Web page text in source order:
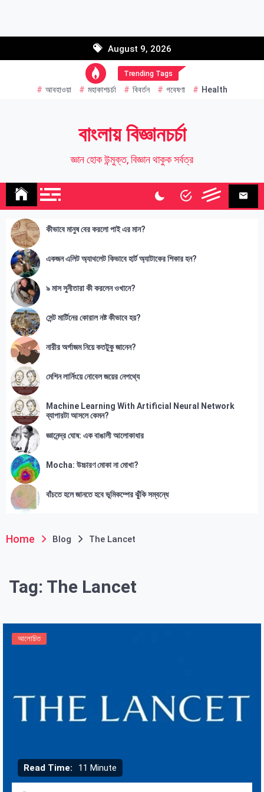
August 9, 2026
Trending Tags
আবহাওয়া মহাকাশচর্চা বিবর্তন গবেষণা Health
বাংলায় বিজ্ঞানচর্চা
জ্ঞান হোক উন্মুক্ত, বিজ্ঞান থাকুক সর্বত্র
কীভাবে মানুষ বের করলো পাই এর মান?
একজন এলিট অ্যাথলেট কিভাবে হার্ট অ্যাটাকের শিকার হন?
৯ মাস সুনীতারা কী করলেন ওখানে?
সেন্ট মার্টিনের কোরাল নষ্ট কীভাবে হয়?
নারীর অর্গাজম নিয়ে কতটুকু জানেন?
মেশিন লার্নিংয়ে নোবেল জয়ের নেপথ্যে
Machine Learning With Artificial Neural Network
ব্যাপারটা আসলে কেমন?
জ্ঞানেন্দ্র ঘোষ: এক বাঙালী আলোকাধার
Mocha: উচ্চারণ মোকা না মোখা?
বাঁচতে হলে জানতে হবে ভূমিকম্পের ঝুঁকি সম্বন্ধে
Home Blog The Lancet
Tag: The Lancet
Read Time: 11 Minute
আলোচিত